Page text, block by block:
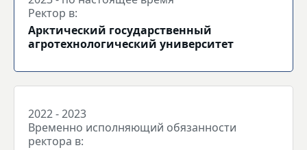
Ректор в:
Арктический государственный
агротехнологический университет
2022 - 2023
Временно исполняющий обязанности
ректора в: